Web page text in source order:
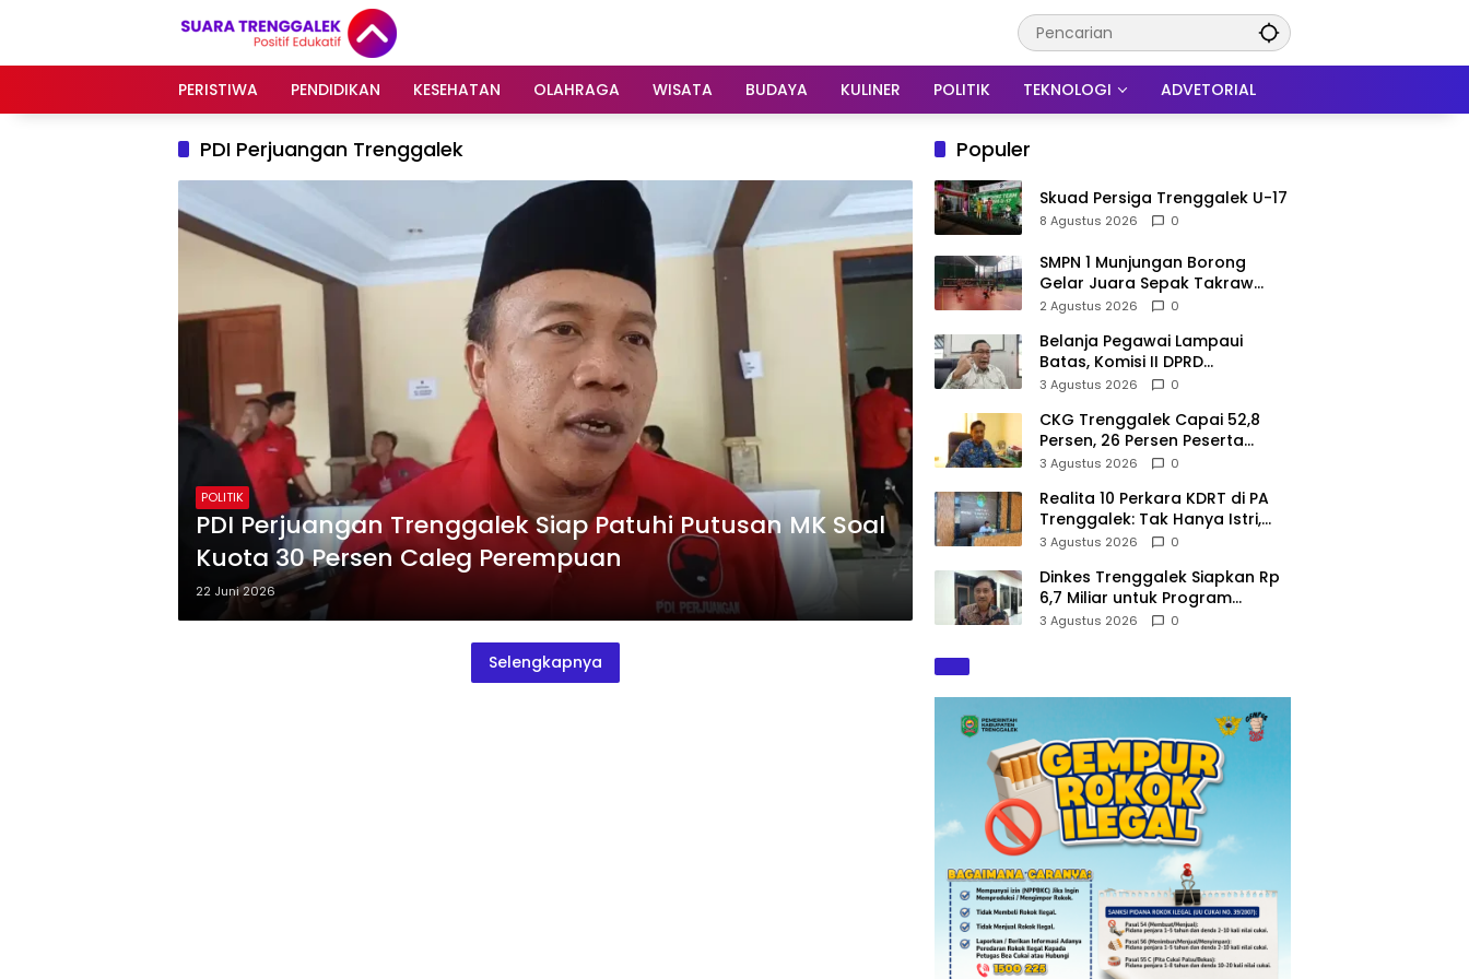
PERISTIWA
PENDIDIKAN KESEHATAN OLAHRAGA WISATA BUDAYA KULINER POLITIK TEKNOLOGI ADVETORIAL
PDI Perjuangan Trenggalek
POLITIK
PDI Perjuangan Trenggalek Siap Patuhi Putusan MK Soal
Kuota 30 Persen Caleg Perempuan
22 Juni 2026
Selengkapnya
Populer
Skuad Persiga Trenggalek U-17
8 Agustus 2026 0
SMPN 1 Munjungan Borong
Gelar Juara Sepak Takraw
PHBN Trenggalek 2026, Jadi
2 Agustus 2026 0
Belanja Pegawai Lampaui
Batas, Komisi II DPRD
Trenggalek Nilai Pemda Salah
3 Agustus 2026 0
CKG Trenggalek Capai 52,8
Persen, 26 Persen Peserta
Berpotensi Alami Masalah
3 Agustus 2026 0
Realita 10 Perkara KDRT di PA
Trenggalek: Tak Hanya Istri,
Suami Juga Jadi Korban
3 Agustus 2026 0
Dinkes Trenggalek Siapkan Rp
6,7 Miliar untuk Program
Kesehatan Masyarakat di 2027
3 Agustus 2026 0